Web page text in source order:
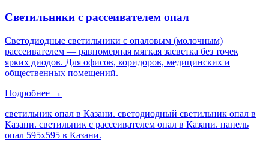
Светильники с рассеивателем опал
Светодиодные светильники с опаловым (молочным)
рассеивателем — равномерная мягкая засветка без точек
ярких диодов. Для офисов, коридоров, медицинских и
общественных помещений.
Подробнее →
светильник опал в Казани. светодиодный светильник опал в
Казани. светильник с рассеивателем опал в Казани. панель
опал 595х595 в Казани.